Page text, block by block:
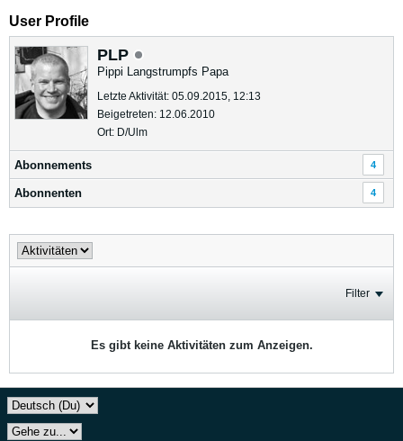
User Profile
PLP
Pippi Langstrumpfs Papa
Letzte Aktivität: 05.09.2015, 12:13
Beigetreten: 12.06.2010
Ort: D/Ulm
Abonnements 4
Abonnenten 4
Filter
Es gibt keine Aktivitäten zum Anzeigen.